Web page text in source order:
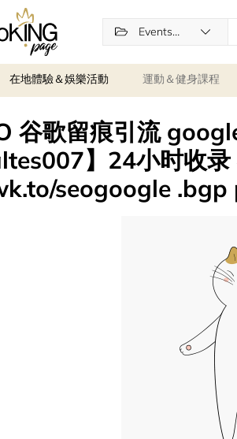
Events and entertainment
在地體驗＆娛樂活動 運動＆健身課程
谷歌留痕引流
】24小时收录
seogoogle .bgp